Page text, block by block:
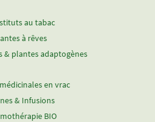
au tabac
à rêves
& plantes adaptogènes
en vrac
& Infusions
BIO